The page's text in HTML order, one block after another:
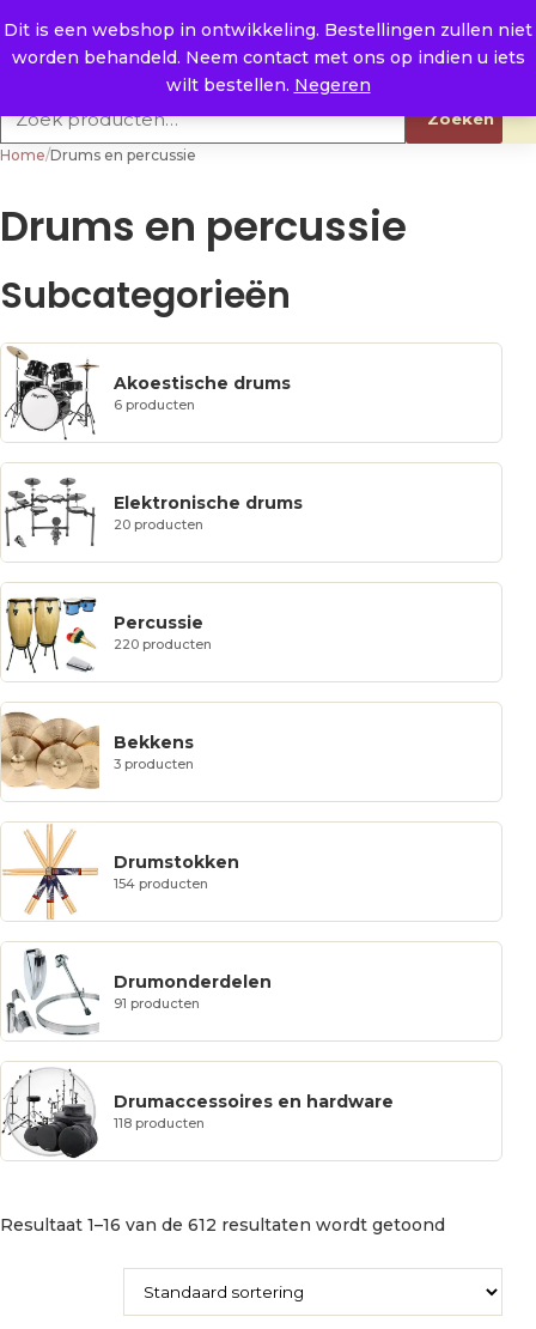
Dit is een webshop in ontwikkeling. Bestellingen zullen niet
worden behandeld. Neem contact met ons op indien u iets
wilt bestellen. Negeren
E. info@raysland.nl
Productcategorieën
Zoeken
Home/Drums en percussie
Drums en percussie
Subcategorieën
Akoestische drums
6 producten
Elektronische drums
20 producten
Percussie
220 producten
Bekkens
3 producten
Drumstokken
154 producten
Drumonderdelen
91 producten
Drumaccessoires en hardware
118 producten
Resultaat 1–16 van de 612 resultaten wordt getoond